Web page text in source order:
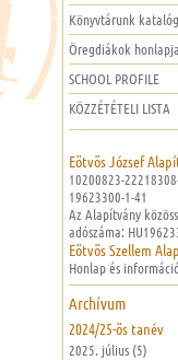
Könyvtárunk
Öregdiákok honlapja
SCHOOL PROFILE
KÖZZÉTÉTELI LISTA
Eötvös József
10200823-
19623300-1-41
Az Alapítvány
adószáma:
Eötvös Szellem
Honlap és
Archívum
2024/25-ös tanév
2025. július (5)